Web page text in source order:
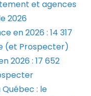
et agences
2026
en 2026 : 14 317
(et Prospecter)
2026 : 17 652
: le